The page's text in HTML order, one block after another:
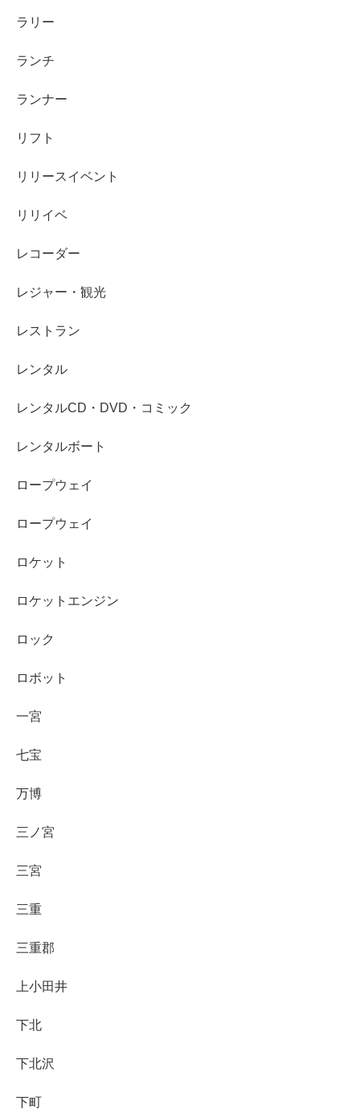
ラリー
ランチ
ランナー
リフト
リリースイベント
リリイベ
レコーダー
レジャー・観光
レストラン
レンタル
レンタルCD・DVD・コミック
レンタルボート
ロープウェイ
ロープウェイ
ロケット
ロケットエンジン
ロック
ロボット
一宮
七宝
万博
三ノ宮
三宮
三重
三重郡
上小田井
下北
下北沢
下町